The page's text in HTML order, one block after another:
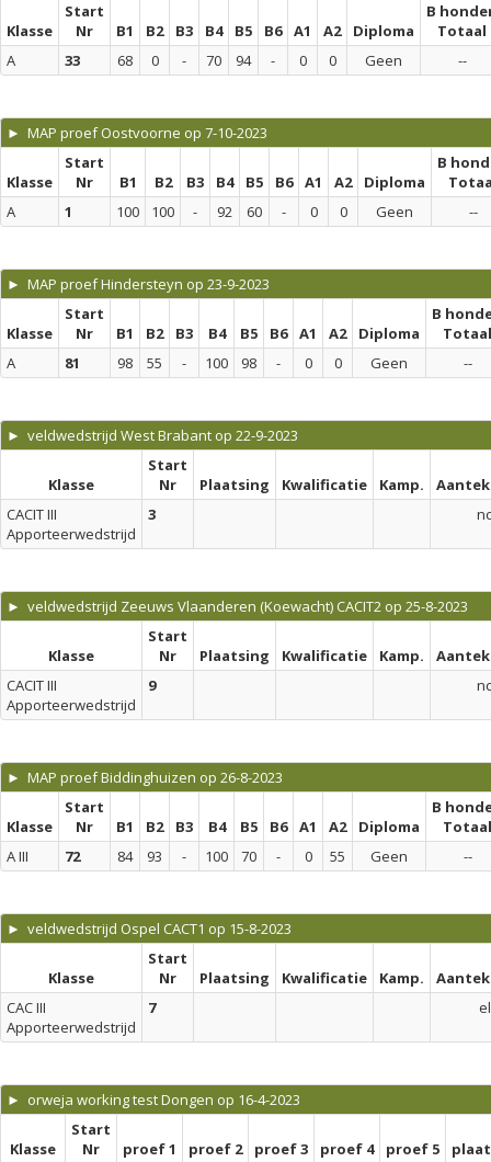
Klasse
Start
Nr
B1 B2 B3 B4 B5 B6 A1 A2 Diploma
B
Totaal
A
33 68 0 - 70 94 - 0 0 Geen --
► MAP proef Oostvoorne op 7-10-2023
Klasse
Start
Nr
B1 B2 B3 B4 B5 B6 A1 A2 Diploma
B
A
1 100 100 - 92 60 - 0 0 Geen --
► MAP proef Hindersteyn op 23-9-2023
Klasse
Start
Nr
B1 B2 B3 B4 B5 B6 A1 A2 Diploma
B
Totaal
A
81 98 55 - 100 98 - 0 0 Geen --
► veldwedstrijd West Brabant op 22-9-2023
Klasse
Start
Nr
Plaatsing Kwalificatie Kamp.
CACIT III
Apporteerwedstrijd
3 nc
► veldwedstrijd Zeeuws Vlaanderen (Koewacht) CACIT2 op 25-8-2023
Klasse
Start
Nr
Plaatsing Kwalificatie Kamp.
CACIT III
Apporteerwedstrijd
9 nc
► MAP proef Biddinghuizen op 26-8-2023
Klasse
Start
Nr
B1 B2 B3 B4 B5 B6 A1 A2 Diploma
B
Totaal
A III
72 84 93 - 100 70 - 0 55 Geen --
► veldwedstrijd Ospel CACT1 op 15-8-2023
Klasse
Start
Nr
Plaatsing Kwalificatie Kamp.
CAC III
Apporteerwedstrijd
7 el
► orweja working test Dongen op 16-4-2023
Klasse
Start
Nr
proef 1 proef 2 proef 3 proef 4 proef 5